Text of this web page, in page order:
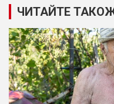
ЧИТАЙТЕ